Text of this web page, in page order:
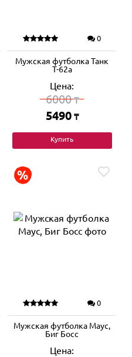
0
Мужская футболка Танк
Т-62а
Цена:
6000₸
5490 ₸
Купить
0
Мужская футболка Маус,
Биг Босс
Цена: